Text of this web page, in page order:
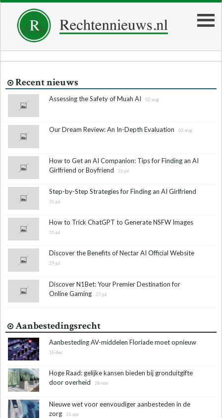
Recent nieuws
Assessing the Safety of Muah AI 02-aug
Our Dream Review: An In-Depth Evaluation 02-aug
How to Get an AI Companion: Tips for Finding an AI
Girlfriend or Boyfriend
31-jul
Step-by-Step Strategies for Finding an AI Girlfriend
31-jul
How to Trick ChatGPT to Generate NSFW Images
31-jul
Discover the Benefits of Nectar AI Official Website
29-jul
Discover N1Bet: Your Premier Destination for
Online Gaming
27-jul
Aanbestedingsrecht
Aanbesteding AV-middelen Floriade moet opnieuw
15-dec
Hoge Raad: gelijke kansen bieden bij gronduitgifte
door overheid
26-nov
Nieuwe wet voor eenvoudiger aanbesteden in de
zorg
25-apr